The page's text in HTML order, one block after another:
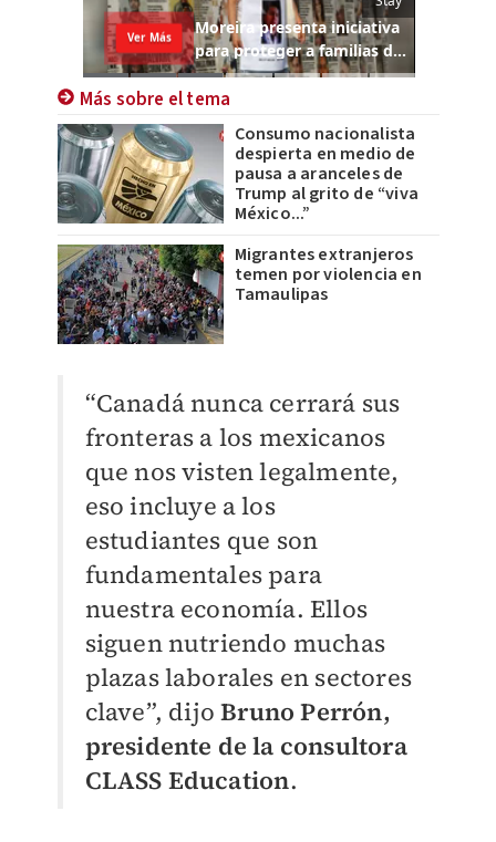
Más sobre el tema
Consumo nacionalista
despierta en medio de
pausa a aranceles de
Trump al grito de “viva
México...”
Migrantes extranjeros
temen por violencia en
Tamaulipas
“Canadá nunca cerrará sus
fronteras a los mexicanos
que nos visten legalmente,
eso incluye a los
estudiantes que son
fundamentales para
nuestra economía. Ellos
siguen nutriendo muchas
plazas laborales en sectores
clave”, dijoBruno Perrón,
presidente de la consultora
CLASS Education.